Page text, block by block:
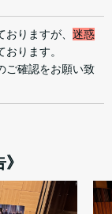
りますが、 迷惑
ります。
ご確認をお願い致